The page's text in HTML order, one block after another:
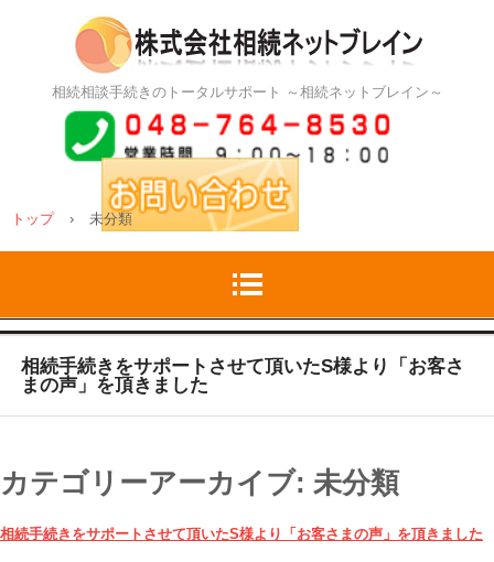
相続相談手続きのトータルサポート ～相続ネットブレイン～
トップ › 未分類
相続手続きをサポートさせて頂いたS様より「お客さ
まの声」を頂きました
カテゴリーアーカイブ: 未分類
相続手続きをサポートさせて頂いたS様より「お客さまの声」を頂きました